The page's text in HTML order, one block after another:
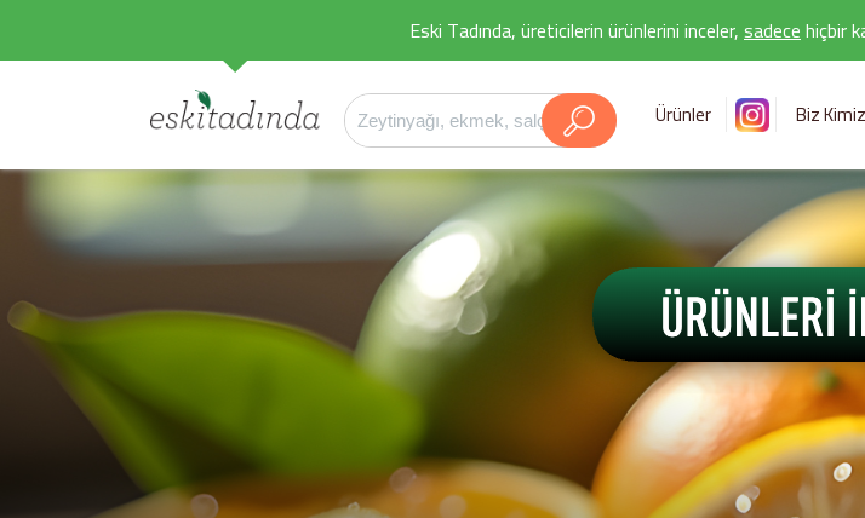
Eski Tadında, üreticilerin ürünlerini inceler,sadecehiçbir
Ürünler Biz Kimiz